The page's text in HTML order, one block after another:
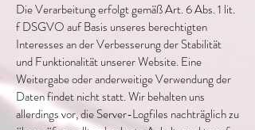
Die Verarbeitung erfolgt gemäß Art. 6 Abs. 1 lit.
f DSGVO auf Basis unseres berechtigten
Interesses an der Verbesserung der Stabilität
und Funktionalität unserer Website. Eine
Weitergabe oder anderweitige Verwendung der
Daten findet nicht statt. Wir behalten uns
allerdings vor, die Server-Logfiles nachträglich zu